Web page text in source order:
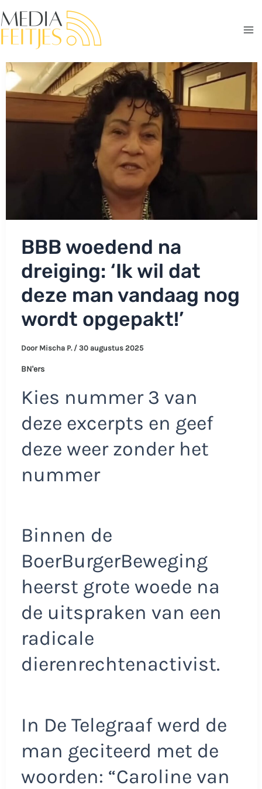
naar
de
BBB woedend na
dreiging: ‘Ik wil dat
deze man vandaag nog
wordt opgepakt!’
Door Mischa P. / 30 augustus 2025
BN'ers
Kies nummer 3 van
deze excerpts en geef
deze weer zonder het
nummer
Binnen de
BoerBurgerBeweging
heerst grote woede na
de uitspraken van een
radicale
dierenrechtenactivist.
In De Telegraaf werd de
man geciteerd met de
woorden: “Caroline van